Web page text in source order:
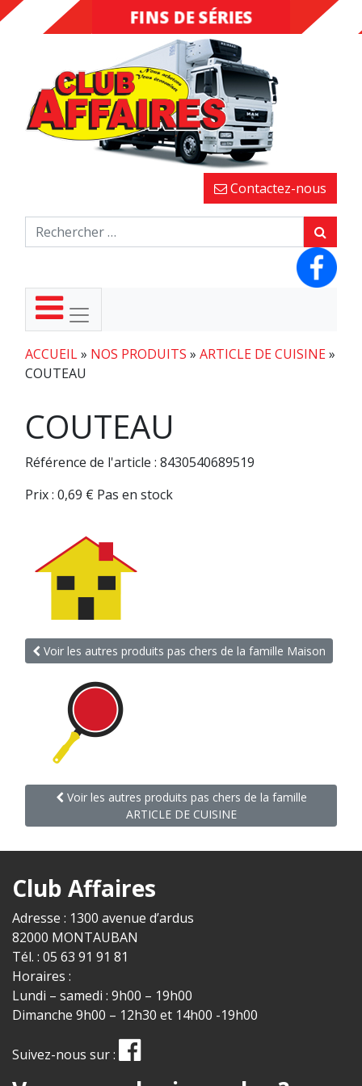
DESTOCKAGE
FINS DE SÉRIES
Contactez-nous
ACCUEIL» NOS PRODUITS » ARTICLE DE CUISINE»
COUTEAU
COUTEAU
Référence de l'article : 8430540689519
Prix : 0,69 € Pas en stock
Voir les autres produits pas chers de la famille Maison
Voir les autres produits pas chers de la famille
ARTICLE DE CUISINE
Club Affaires
Adresse : 1300 avenue d’ardus
82000 MONTAUBAN
Tél. : 05 63 91 91 81
Horaires :
Lundi – samedi : 9h00 – 19h00
Dimanche 9h00 – 12h30 et 14h00 -19h00
Suivez-nous sur :